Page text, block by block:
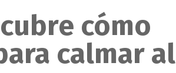
cómo
calmar al